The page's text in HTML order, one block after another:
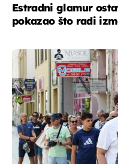
Estradni glamur
pokazao što radi